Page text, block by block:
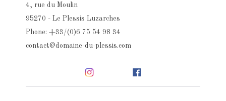
4, rue du Moulin
95270 - Le Plessis Luzarches
Phone: +33/(0)6 75 54 98 34
contact@domaine-du-plessis.com